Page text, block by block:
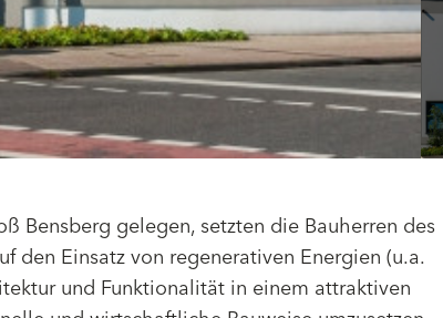
Bensberg gelegen, setzten die Bauherren des
den Einsatz von regenerativen Energien (u.a.
und Funktionalität in einem attraktiven